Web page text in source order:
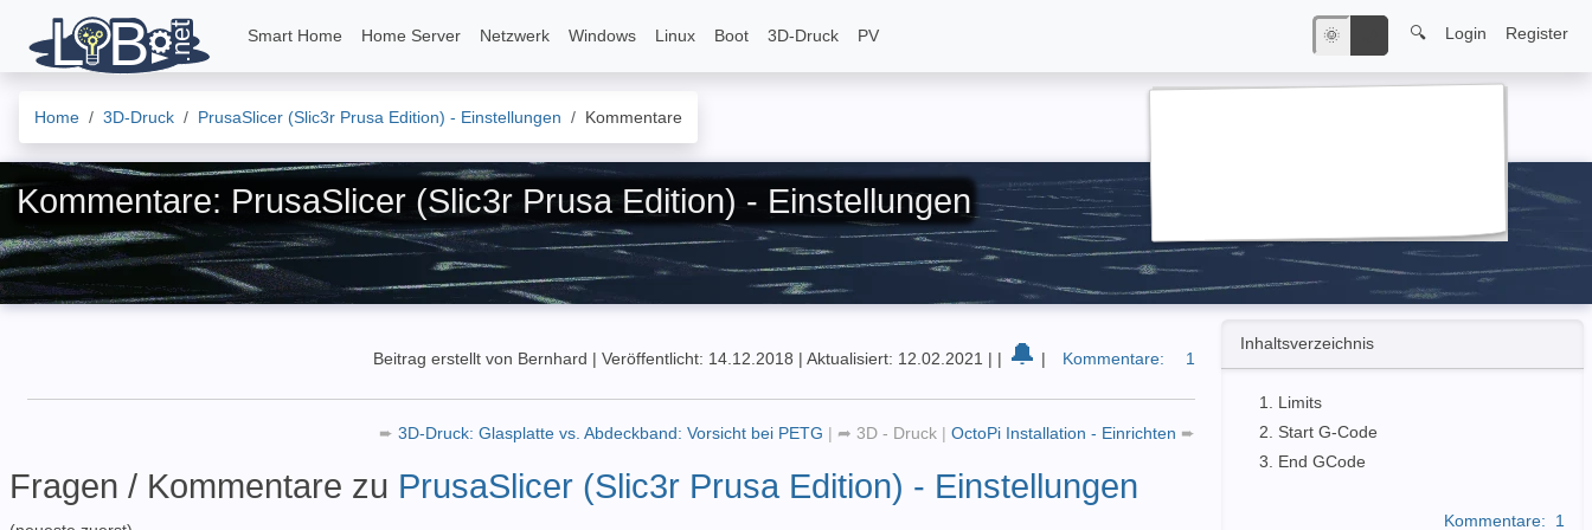
Smart Home Home Server Netzwerk Windows Linux Boot 3D-Druck PV 🌞 🔍 Login Register
Home 3D-Druck PrusaSlicer (Slic3r Prusa Edition) - Einstellungen Kommentare
Kommentare: PrusaSlicer (Slic3r Prusa Edition) - Einstellungen
Inhaltsverzeichnis
Limits
Start G-Code
End GCode
Kommentare: 1
Beitrag erstellt von Bernhard | Veröffentlicht: 14.12.2018 | Aktualisiert: 12.02.2021 | | 🔔 | Kommentare: 1
➨ 3D-Druck: Glasplatte vs. Abdeckband: Vorsicht bei PETG | ➦ 3D - Druck | OctoPi Installation - Einrichten ➨
Fragen / Kommentare zu PrusaSlicer (Slic3r Prusa Edition) - Einstellungen